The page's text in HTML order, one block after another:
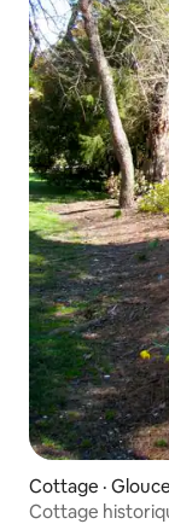
Cottage ·
Cottage